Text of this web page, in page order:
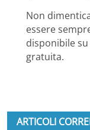
Non
essere
disponibile su
gratuita.
ARTICOLI